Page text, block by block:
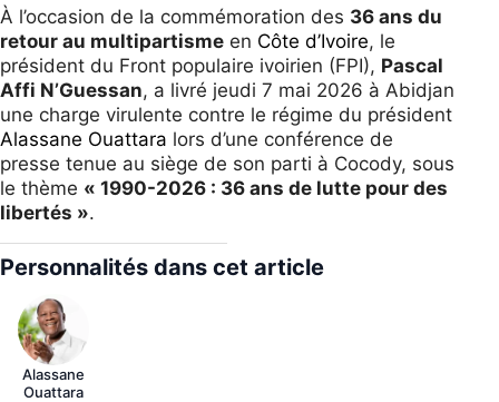
À l’occasion de la commémoration des 36 ans du
retour au multipartisme en Côte d’Ivoire, le
président du Front populaire ivoirien (FPI), Pascal
Affi N’Guessan, a livré jeudi 7 mai 2026 à Abidjan
une charge virulente contre le régime du président
Alassane Ouattara lors d’une conférence de
presse tenue au siège de son parti à Cocody, sous
le thème « 1990-2026 : 36 ans de lutte pour des
libertés ».
Personnalités dans cet article
Alassane
Ouattara